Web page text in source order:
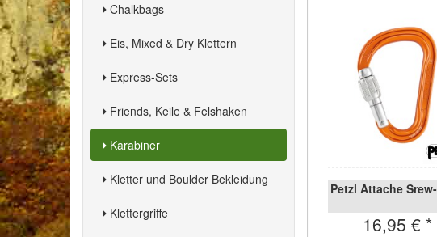
Chalkbags
Eis, Mixed & Dry Klettern
Express-Sets
Friends, Keile & Felshaken
Karabiner
Kletter und Boulder Bekleidung
Klettergriffe
Petzl Attache
16,95 € *